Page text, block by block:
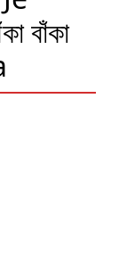
বাঁকা